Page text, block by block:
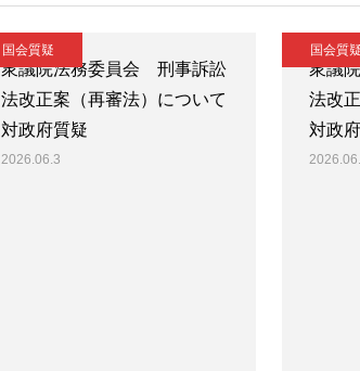
国会質疑
衆議院法務委員会 刑事訴訟
法改正案（再審法）について
対政府質疑
2026.06.3
国会質疑
衆議
法改
対政